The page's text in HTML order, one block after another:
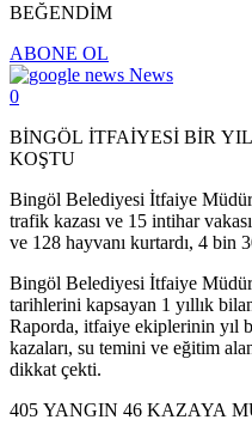
BEĞENDİM
ABONE OL
News
0
BİNGÖL İTFAİYESİ BİR
KOŞTU
Bingöl Belediyesi İtfaiye
trafik kazası ve 15 intihar
ve 128 hayvanı kurtardı, 4 bin
Bingöl Belediyesi İtfaiye
tarihlerini kapsayan 1 yıllık
Raporda, itfaiye ekiplerinin yıl
kazaları, su temini ve eğitim
dikkat çekti.
405 YANGIN 46 KAZAYA